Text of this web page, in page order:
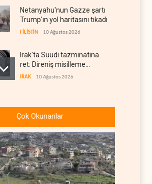
Netanyahu'nun Gazze şartı
Trump'ın yol haritasını tıkadı
FİLİSTİN 10 Ağustos 2026
Irak'ta Suudi tazminatına
ret: Direniş misilleme
şartında ısrarlı
IRAK 10 Ağustos 2026
güçlerinin Muha'daki askeri
depolarını vurdu
Nüceba Hareketi: ABD'nin
Irak petrolü üzerindeki
hakimiyeti bitmeli
IRAK 10 Ağustos 2026
Çok Okunanlar